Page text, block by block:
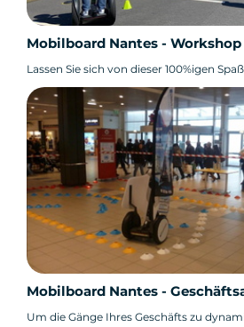
Mobilboard Nantes -
Lassen Sie sich von dieser 100%igen
Mobilboard Nantes -
Um die Gänge Ihres Geschäfts zu